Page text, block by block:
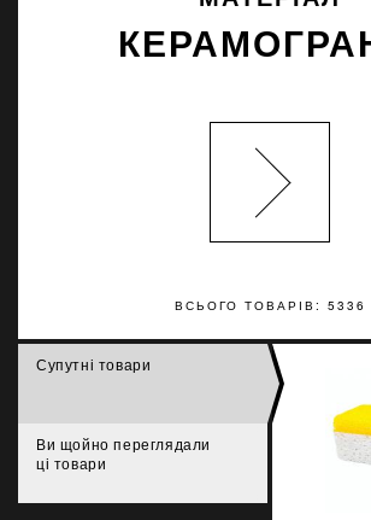
ВСЬОГО ТОВАРІВ: 5336
Супутні товари
Ви щойно переглядали
ці товари